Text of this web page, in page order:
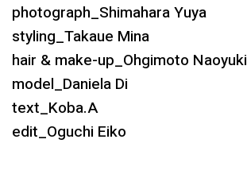
photograph_Shimahara Yuya
styling_Takaue Mina
hair & make-up_Ohgimoto Naoyuki
model_Daniela Di
text_Koba.A
edit_Oguchi Eiko